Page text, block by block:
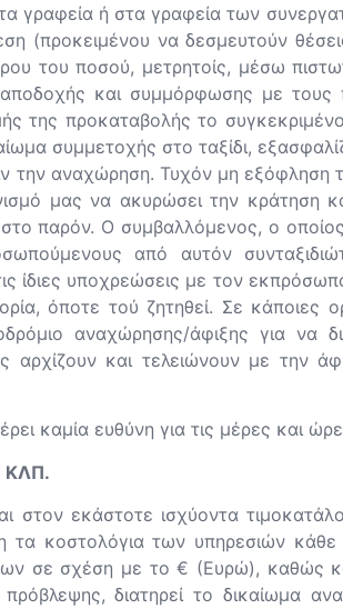
γραφεία ή στα γραφεία των
(προκειμένου να δεσμευτούν
του ποσού, μετρητοίς, μέσω
και συμμόρφωσης με τους
της προκαταβολής το
συμμετοχής στο ταξίδι,
την αναχώρηση. Τυχόν μη εξόφληση
μας να ακυρώσει την κράτηση
παρόν. Ο συμβαλλόμενος, ο
από αυτόν
ίδιες υποχρεώσεις με τον
όποτε τού ζητηθεί. Σε
αναχώρησης/άφιξης για να
αρχίζουν και τελειώνουν με
καμία ευθύνη για τις μέρες και
ΚΛΠ.
στον εκάστοτε ισχύοντα
τα κοστολόγια των υπηρεσιών
σε σχέση με το € (Ευρώ), καθώς
διατηρεί το δικαίωμα